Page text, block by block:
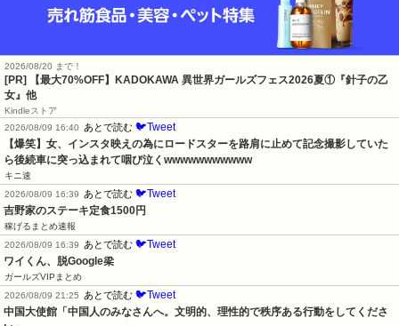
2026/08/20 まで！
[PR] 【最大70%OFF】KADOKAWA 異世界ガールズフェス2026夏①『針子の乙
女』他
Kindleストア
2026/08/09 16:40
あとで読む 🐦Tweet
【爆笑】女、インスタ映えの為にロードスターを路肩に止めて記念撮影していた
ら後続車に突っ込まれて咽び泣くwwwwwwwwwww
キニ速
2026/08/09 16:39
あとで読む 🐦Tweet
吉野家のステーキ定食1500円
稼げるまとめ速報
2026/08/09 16:39
あとで読む 🐦Tweet
ワイくん、脱Google梁
ガールズVIPまとめ
2026/08/09 21:25
あとで読む 🐦Tweet
中国大使館「中国人のみなさんへ。文明的、理性的で秩序ある行動をしてくださ